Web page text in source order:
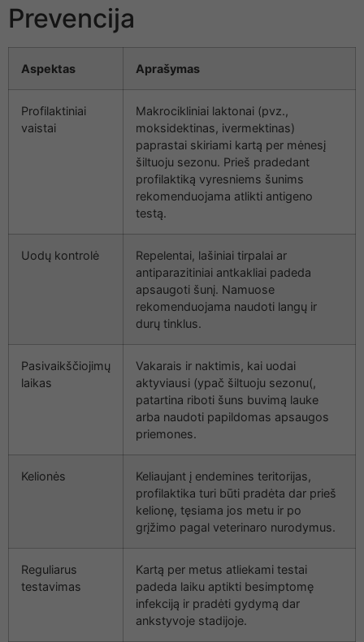
Prevencija
Aspektas Aprašymas
Profilaktiniai
vaistai
Makrocikliniai laktonai (pvz.,
moksidektinas, ivermektinas)
paprastai skiriami kartą per mėnesį
šiltuoju sezonu. Prieš pradedant
profilaktiką vyresniems šunims
rekomenduojama atlikti antigeno
testą.
Uodų kontrolė
Repelentai, lašiniai tirpalai ar
antiparazitiniai antkakliai padeda
apsaugoti šunį. Namuose
rekomenduojama naudoti langų ir
durų tinklus.
Pasivaikščiojimų
laikas
Vakarais ir naktimis, kai uodai
aktyviausi (ypač šiltuoju sezonu(,
patartina riboti šuns buvimą lauke
arba naudoti papildomas apsaugos
priemones.
Kelionės
Keliaujant į endemines teritorijas,
profilaktika turi būti pradėta dar prieš
kelionę, tęsiama jos metu ir po
grįžimo pagal veterinaro nurodymus.
Reguliarus
testavimas
Kartą per metus atliekami testai
padeda laiku aptikti besimptomę
infekciją ir pradėti gydymą dar
ankstyvoje stadijoje.